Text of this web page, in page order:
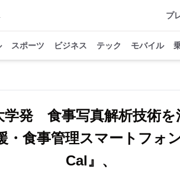
プ
スポーツ ビジネス テック モバイル
学発 食事写真解析技術を
・食事管理スマートフォ
Cal』、